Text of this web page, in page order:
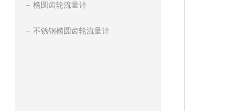
椭圆齿轮流量计
不锈钢椭圆齿轮流量计